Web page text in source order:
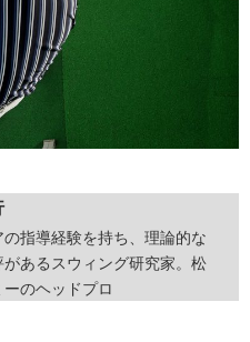
指導経験を持ち、理論的な
があるスウィング研究家。松
のヘッドプロ